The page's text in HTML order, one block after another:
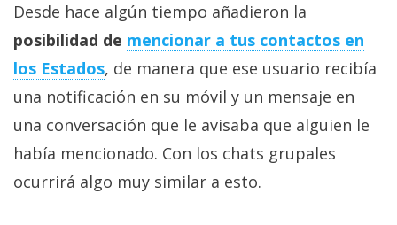
de
privacidad
/
Aviso
Legal
El medio de
comunicación
digital donde
Desde hace algún tiempo añadieron la
posibilidad de mencionar a tus contactos en
los Estados, de manera que ese usuario recibía
una notificación en su móvil y un mensaje en
una conversación que le avisaba que alguien le
había mencionado. Con los chats grupales
ocurrirá algo muy similar a esto.